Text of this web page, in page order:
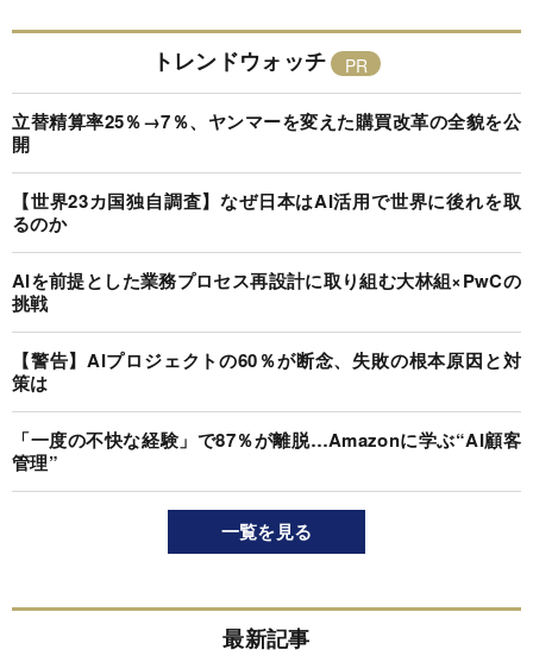
トレンドウォッチ
立替精算率25％→7％、ヤンマーを変えた購買改革の全貌を公
開
【世界23カ国独自調査】なぜ日本はAI活用で世界に後れを取
るのか
AIを前提とした業務プロセス再設計に取り組む大林組×PwCの
挑戦
【警告】AIプロジェクトの60％が断念、失敗の根本原因と対
策は
「一度の不快な経験」で87％が離脱…Amazonに学ぶ“AI顧客
管理”
一覧を見る
最新記事